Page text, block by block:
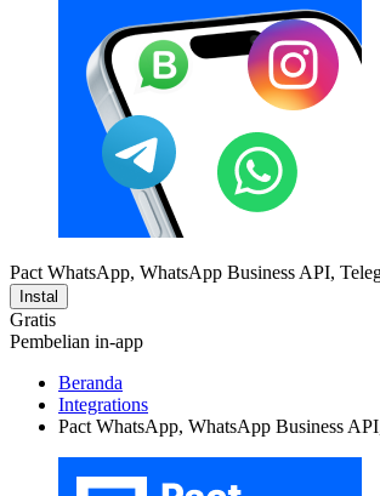
Pact WhatsApp, WhatsApp Business API,
Instal
Gratis
Pembelian in-app
Beranda
Integrations
Pact WhatsApp, WhatsApp Business